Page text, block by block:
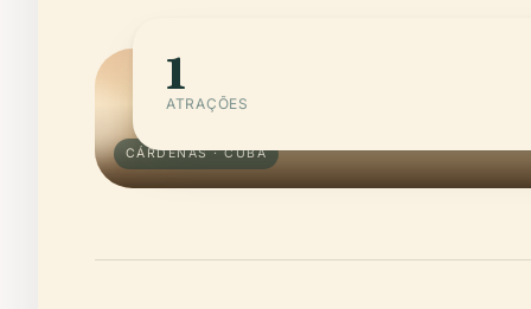
CÁRDENAS · CUBA
1
ATRAÇÕES